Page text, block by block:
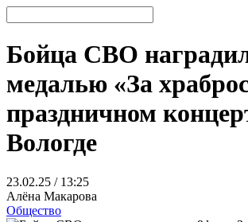
Бойца СВО
медалью «За
праздничном
Вологде
23.02.25 / 13:25
Алёна Макарова
Общество